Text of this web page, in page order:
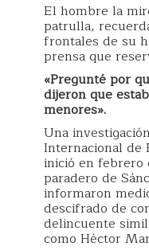
El hombre la
patrulla,
frontales de su
prensa que
«Pregunté por
dijeron que
menores».
Una
Internacional de
inició en febrero
paradero de
informaron
descifrado de
delincuente
como Héctor